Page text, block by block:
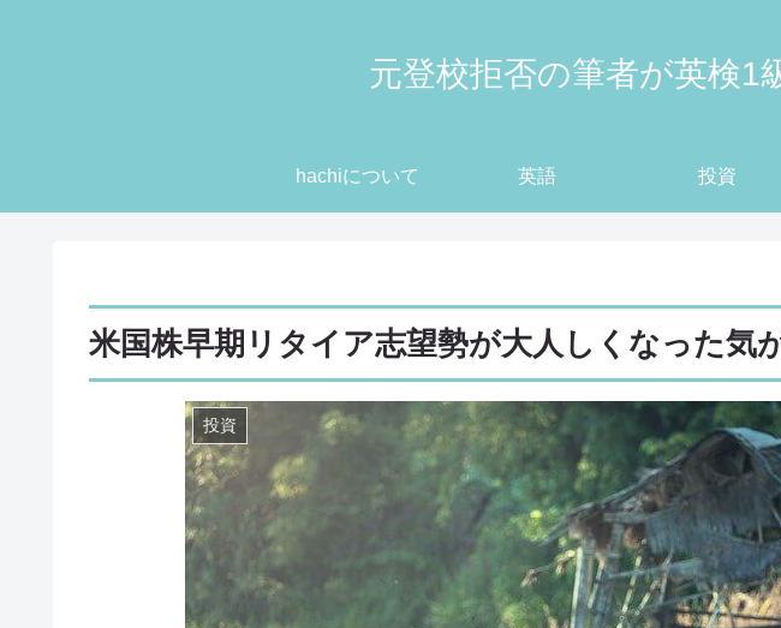
元登校拒否の筆者が英検1
hachiについて 英語 投資
米国株早期リタイア志望勢が大人しくなった気
投資